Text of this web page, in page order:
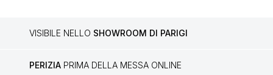
VISIBILE NELLO SHOWROOM DI PARIGI
PERIZIA PRIMA DELLA MESSA ONLINE